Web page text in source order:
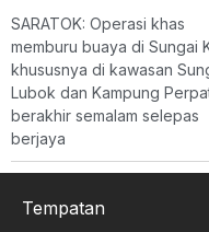
SARATOK: Operasi khas
memburu buaya di Sungai
khususnya di kawasan
Lubok dan Kampung
berakhir semalam selepas
berjaya
Tempatan